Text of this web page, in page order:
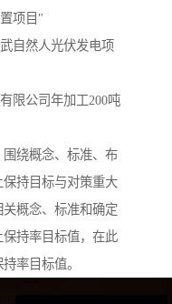
项目"
自然人光伏发电项
限公司年加工200吨
绕概念、标准、布
持目标与对策重大
概念、标准和确定
持率目标值，在此
率目标值。